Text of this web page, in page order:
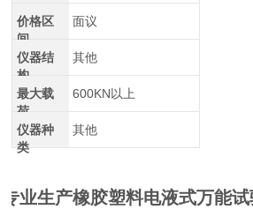
价格区
间
面议
仪器结
构
其他
最大载
荷
600KN以上
仪器种
类
其他
专业生产橡胶塑料电液式万能